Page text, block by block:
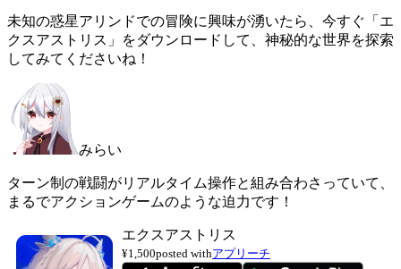
未知の惑星アリンドでの冒険に興味が湧いたら、今すぐ「エ
クスアストリス」をダウンロードして、神秘的な世界を探索
してみてくださいね！
みらい
ターン制の戦闘がリアルタイム操作と組み合わさっていて、
まるでアクションゲームのような迫力です！
エクスアストリス
¥1,500posted withアプリーチ